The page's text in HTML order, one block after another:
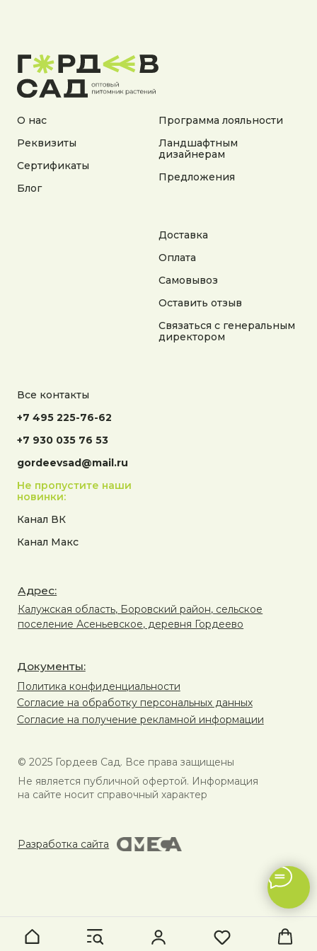
О нас
Реквизиты
Сертификаты
Блог
Программа лояльности
Ландшафтным
дизайнерам
Предложения
Доставка
Оплата
Самовывоз
Оставить отзыв
Связаться с генеральным
директором
Все контакты
+7 495 225-76-62
+7 930 035 76 53
gordeevsad@mail.ru
Не пропустите наши
новинки:
Канал ВК
Канал Макс
© 2025 Гордеев Сад. Все права защищены
на сайте носит справочный характер
Согласие на получение рекламной информации